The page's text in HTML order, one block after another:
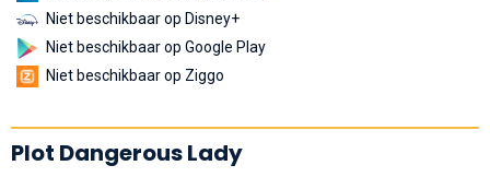
Niet beschikbaar op Disney+
Niet beschikbaar op Google Play
Niet beschikbaar op Ziggo
Plot Dangerous Lady